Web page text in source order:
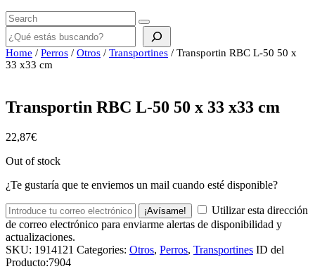
Buscar
Home / Perros / Otros / Transportines / Transportin RBC L-50 50 x
33 x33 cm
Transportin RBC L-50 50 x 33 x33 cm
22,87€
Out of stock
¿Te gustaría que te enviemos un mail cuando esté disponible?
¡Avísame!
Utilizar esta dirección
de correo electrónico para enviarme alertas de disponibilidad y
actualizaciones.
SKU: 1914121 Categories: Otros, Perros, Transportines ID del
Producto:7904